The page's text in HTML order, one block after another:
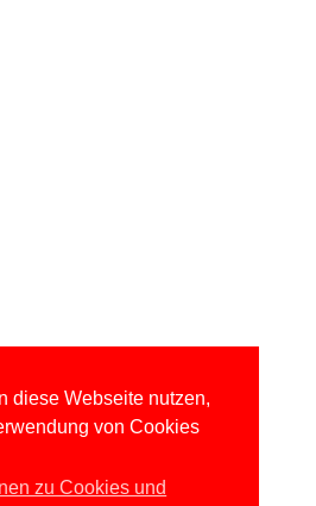
diese Webseite nutzen,
von Cookies
zu Cookies und